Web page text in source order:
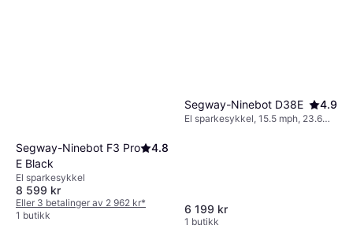
Segway-Ninebot F3 Pro
E Black
4.8
El sparkesykkel
8 599 kr
Eller 3 betalinger av 2 962 kr*
1 butikk
Segway-Ninebot D38E 4.9
El sparkesykkel, 15.5 mph, 23.6
6 199 kr
1 butikk